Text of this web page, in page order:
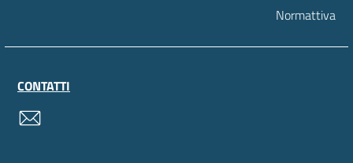
Normattiva
CONTATTI